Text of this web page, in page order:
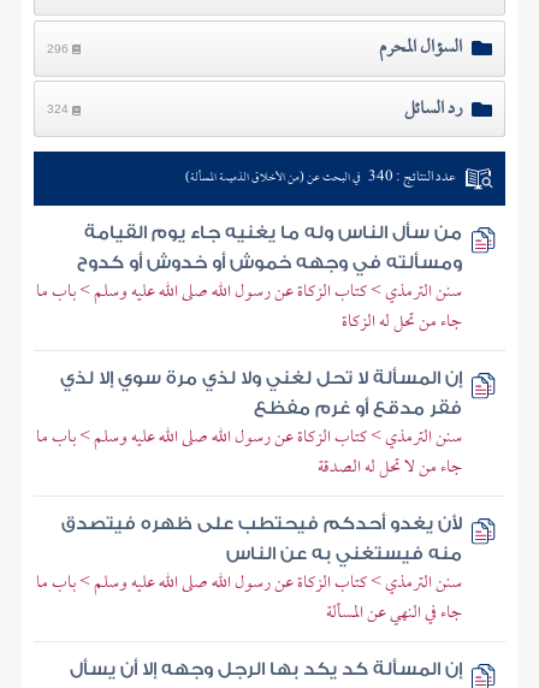
السؤال المحرم 296
رد السائل 324
عدد النتائج : 340 في البحث عن (من الأخلاق الذميمة المسألة)
من سأل الناس وله ما يغنيه جاء يوم القيامة
ومسألته في وجهه خموش أو خدوش أو كدوح
سنن الترمذي > كتاب الزكاة عن رسول الله صلى الله عليه وسلم > باب ما
جاء من تحل له الزكاة
إن المسألة لا تحل لغني ولا لذي مرة سوي إلا لذي
فقر مدقع أو غرم مفظع
سنن الترمذي > كتاب الزكاة عن رسول الله صلى الله عليه وسلم > باب ما
جاء من لا تحل له الصدقة
لأن يغدو أحدكم فيحتطب على ظهره فيتصدق
منه فيستغني به عن الناس
سنن الترمذي > كتاب الزكاة عن رسول الله صلى الله عليه وسلم > باب ما
جاء في النهي عن المسألة
إن المسألة كد يكد بها الرجل وجهه إلا أن يسأل